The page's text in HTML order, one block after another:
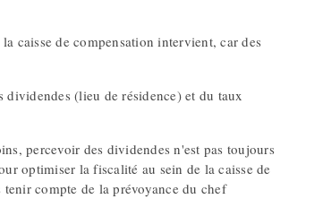
caisse de compensation intervient, car des
(lieu de résidence) et du taux
percevoir des dividendes n'est pas toujours
optimiser la fiscalité au sein de la caisse de
compte de la prévoyance du chef